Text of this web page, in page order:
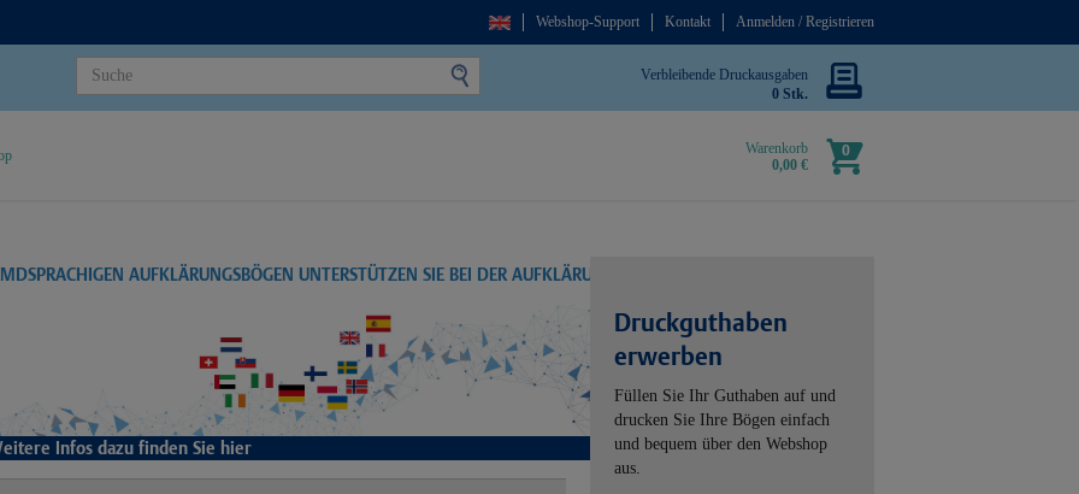
Webshop-Support Kontakt Anmelden / Registrieren
Verbleibende Druckausgaben
0 Stk.
Warenkorb
0,00 €
0
AUFKLÄRUNGSBÖGEN UNTERSTÜTZEN SIE BEI DER AUFKLÄRUNG
Infos dazu finden Sie hier
Druckguthaben
erwerben
Füllen Sie Ihr Guthaben auf und
drucken Sie Ihre Bögen einfach
und bequem über den Webshop
aus.